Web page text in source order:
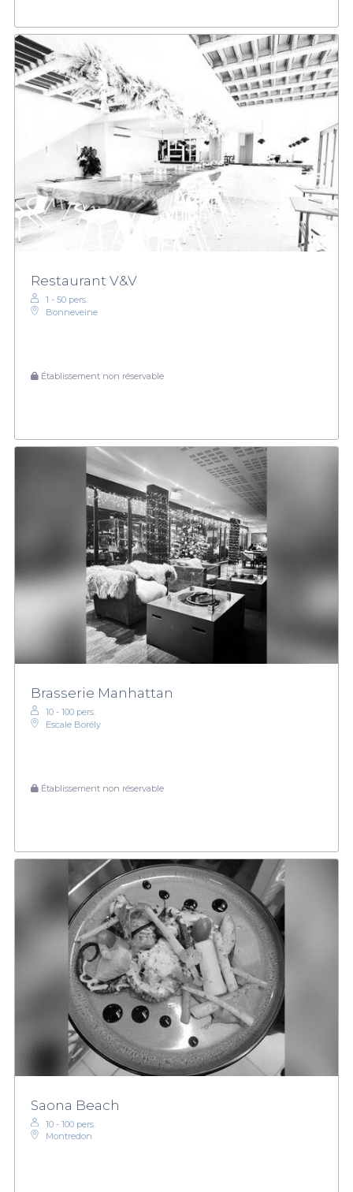
Restaurant V&V
1 - 50 pers.
Bonneveine
Établissement non réservable
Brasserie Manhattan
10 - 100 pers.
Escale Borély
Établissement non réservable
Saona Beach
10 - 100 pers.
Montredon